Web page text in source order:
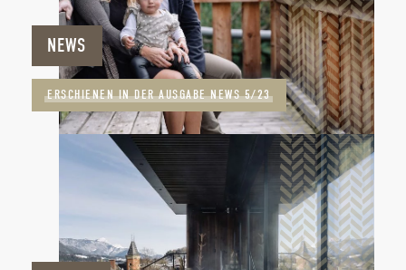
NEWS
ERSCHIENEN IN DER AUSGABE NEWS 5/23